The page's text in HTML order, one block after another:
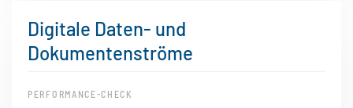
Digitale Daten- und
Dokumentenströme
PERFORMANCE-CHECK